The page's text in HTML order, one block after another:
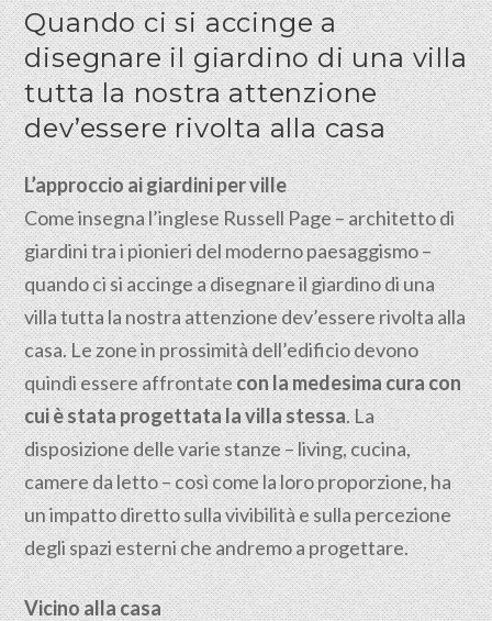
Quando ci si accinge a
disegnare il giardino di una villa
tutta la nostra attenzione
dev’essere rivolta alla casa
L’approccio ai giardini per ville
Come insegna l’inglese Russell Page – architetto di
giardini tra i pionieri del moderno paesaggismo –
quando ci si accinge a disegnare il giardino di una
villa tutta la nostra attenzione dev’essere rivolta alla
casa. Le zone in prossimità dell’edificio devono
quindi essere affrontatecon la medesima cura con
cui è stata progettata la villa stessa. La
disposizione delle varie stanze – living, cucina,
camere da letto – così come la loro proporzione, ha
un impatto diretto sulla vivibilità e sulla percezione
degli spazi esterni che andremo a progettare.
Vicino alla casa